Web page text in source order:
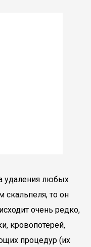
удаления любых
скальпеля, то он
очень редко,
кровопотерей,
процедур (их